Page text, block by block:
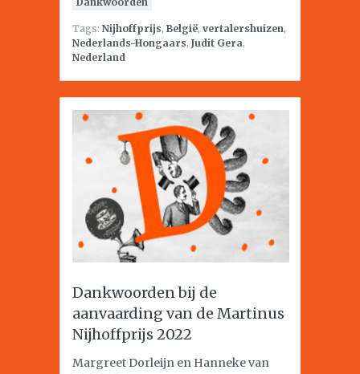
Tags: Nijhoffprijs, België, vertalershuizen,
Nederlands-Hongaars, Judit Gera,
Nederland
Dankwoorden bij de
aanvaarding van de Martinus
Nijhoffprijs 2022
Margreet Dorleijn en Hanneke van